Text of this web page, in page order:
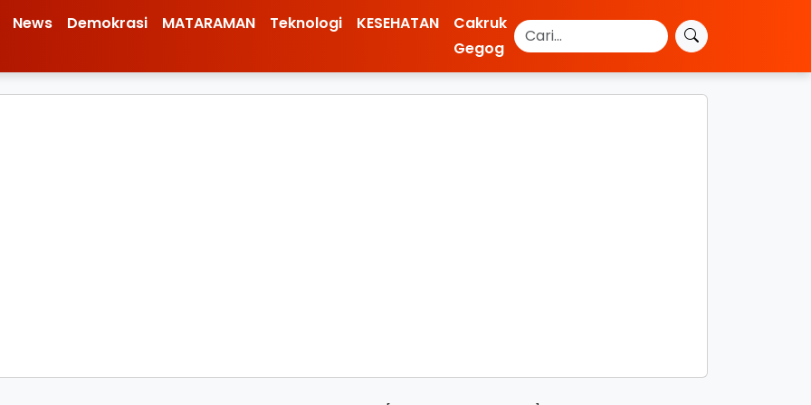
News Demokrasi MATARAMAN Teknologi KESEHATAN
Cakruk
Gegog